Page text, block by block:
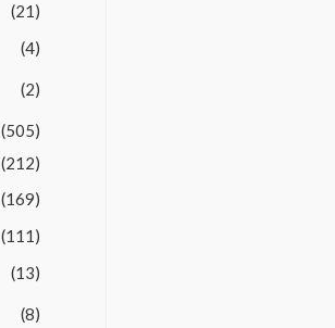
(21)
(4)
(2)
(505)
(212)
(169)
(111)
(13)
(8)